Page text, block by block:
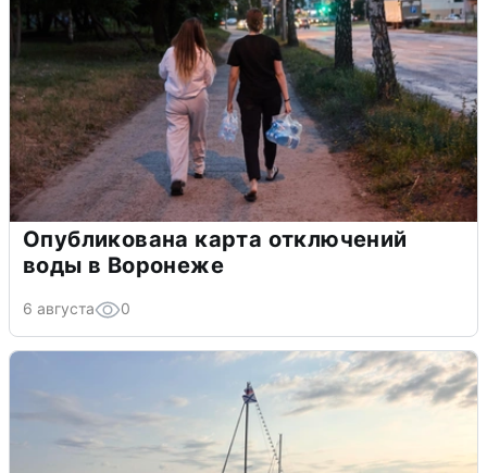
Опубликована карта отключений
воды в Воронеже
6 августа 0